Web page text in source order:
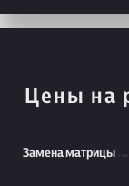
Цены на
Замена матрицы